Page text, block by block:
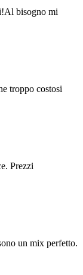
bisogno mi
troppo costosi
Prezzi
un mix perfetto.